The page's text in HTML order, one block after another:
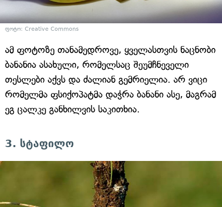
ფოტო: Creative Commons
ამ ფოტოზე თანამედროვე, ყველასთვის ნაცნობი
ბანანია ასახული, რომელსაც შეუმჩნეველი
თესლები აქვს და ძალიან გემრიელია. არ ვიცი
რომელმა ფსიქოპატმა დაჭრა ბანანი ასე, მაგრამ
ეგ ცალკე განხილვის საკითხია.
3. სტაფილო